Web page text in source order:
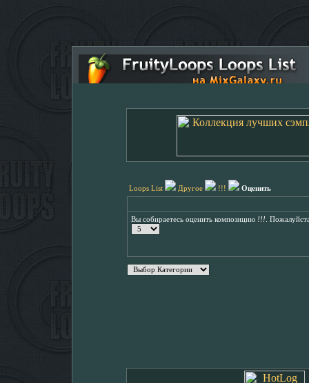
Loops List Другое !!! Оценить
Вы собираетесь оценить композицию !!! .